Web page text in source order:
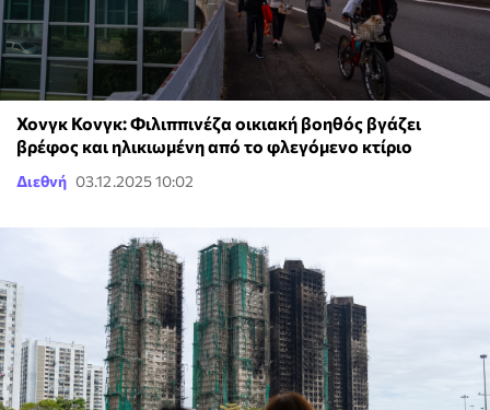
Χονγκ Κονγκ: Φιλιππινέζα οικιακή βοηθός βγάζει
βρέφος και ηλικιωμένη από το φλεγόμενο κτίριο
Διεθνή 03.12.2025 10:02